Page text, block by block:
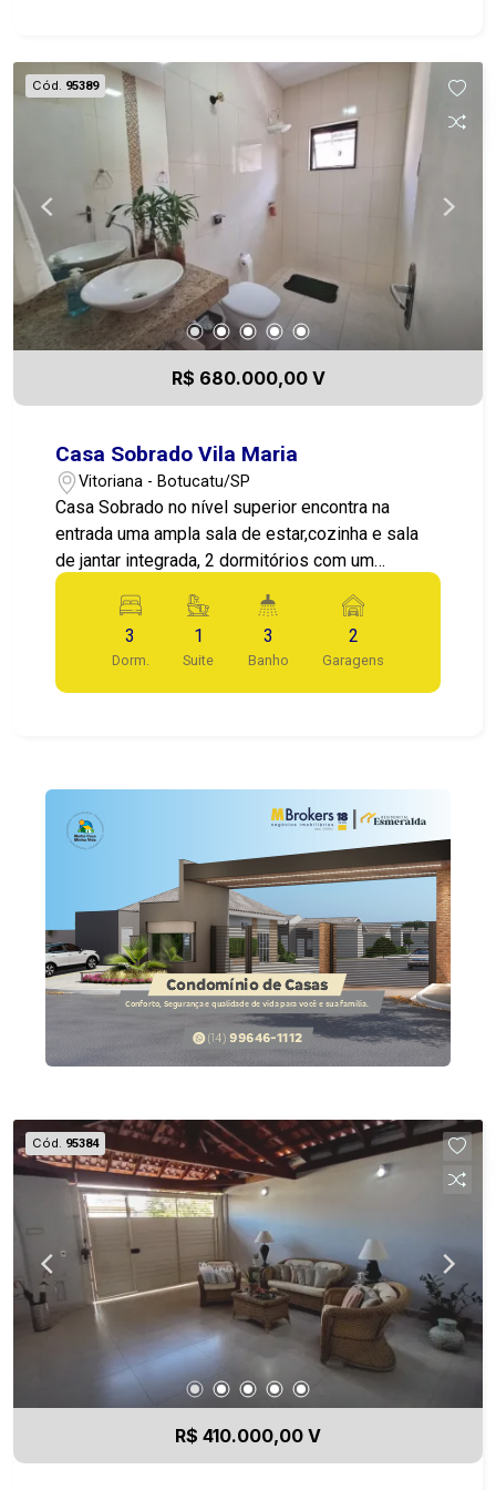
Cód. 95389
R$ 680.000,00 V
Casa Sobrado Vila Maria
Vitoriana - Botucatu/SP
Casa Sobrado no nível superior encontra na
entrada uma ampla sala de estar,cozinha e sala
de jantar integrada, 2 dormitórios com um
banheiro social entre eles com 1 dormitórios
suíte, garagem para 2 carros área de lazer
3
Dorm.
1
Suite
3
Banho
2
Garagens
Cód. 95384
R$ 410.000,00 V